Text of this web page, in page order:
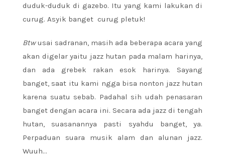
duduk-duduk di gazebo. Itu yang kami lakukan di
curug. Asyik banget curug pletuk!
Btwusai sadranan, masih ada beberapa acara yang
akan digelar yaitu jazz hutan pada malam harinya,
dan ada grebek rakan esok harinya. Sayang
banget, saat itu kami ngga bisa nonton jazz hutan
karena suatu sebab. Padahal sih udah penasaran
banget dengan acara ini. Secara ada jazz di tengah
hutan, suasanannya pasti syahdu banget, ya.
Perpaduan suara musik alam dan alunan jazz.
Wuuh…